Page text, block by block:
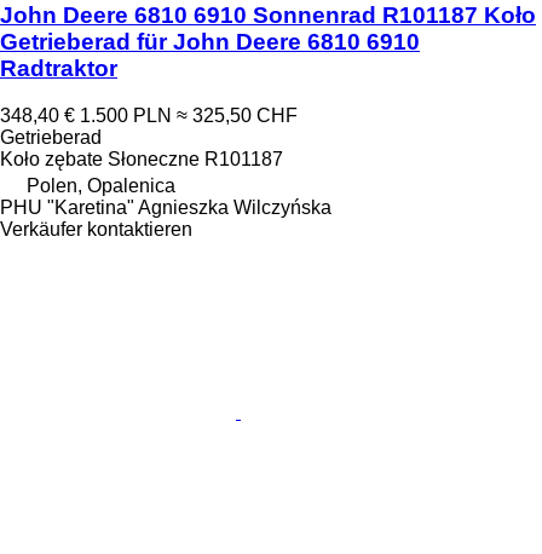
John Deere 6810 6910 Sonnenrad R101187 Koło
Getrieberad für John Deere 6810 6910
Radtraktor
348,40 € 1.500 PLN ≈ 325,50 CHF
Getrieberad
Koło zębate Słoneczne R101187
Polen, Opalenica
PHU "Karetina" Agnieszka Wilczyńska
Verkäufer kontaktieren